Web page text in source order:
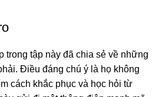
trong tập này đã chia sẻ về những
Điều đáng chú ý là họ không
cách khắc phục và học hỏi từ